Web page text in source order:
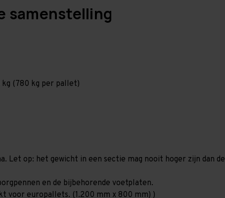
samenstelling
kg (780 kg per pallet)
Let op: het gewicht in een sectie mag nooit hoger zijn dan de
en de bijbehorende voetplaten.
voor europallets. (1.200 mm x 800 mm) )